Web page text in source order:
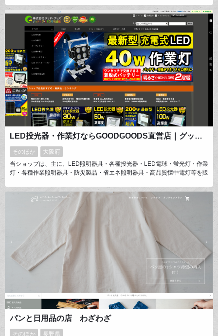
からこそ「世界に一つだけの特別なバルーン」をご提供致します。 子ども
の頃、誰もが大好きだった風船。 大人になるにつれ、どこかに置き忘れて
きたあの頃の気持ちに チャビーバルーンできっと巡り逢えます。
LED投光器・作業灯ならGOODGOODS直営店｜グッド・グッズ 出荷が早い！LED投光器ならメーカー直営グッドトクへ
そのほか
大阪府
当ショップは、主に、LED照明器具・各種投光器・LED電球・蛍光灯・作業
灯・各種作業照明器具・防災製品・省エネ照明器具・高品質懐中電灯等を販
JAN（GS1）コードを登録しています。 すべての商品は1点ずつ検品の上、
工場から出荷し・販売し、当社の経営理念である【お客様第一主義】【品質
の確立】【信用の確保】を原則としています。
パンと日用品の店 わざわざ
そのほか
長野県